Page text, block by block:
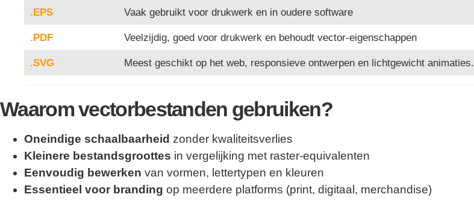
.EPS Vaak gebruikt voor drukwerk en in oudere software
.PDF Veelzijdig, goed voor drukwerk en behoudt vector-eigenschappen
.SVG Meest geschikt op het web, responsieve ontwerpen en lichtgewicht animaties.
Waarom vectorbestanden gebruiken?
Oneindige schaalbaarheid zonder kwaliteitsverlies
Kleinere bestandsgroottes in vergelijking met raster-equivalenten
Eenvoudig bewerken van vormen, lettertypen en kleuren
Essentieel voor branding op meerdere platforms (print, digitaal, merchandise)